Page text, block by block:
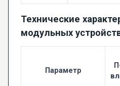
Технические
модульных
Параметр